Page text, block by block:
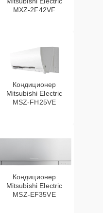
MXZ-2F42VF
Кондиционер
Mitsubishi Electric
MSZ-FH25VE
Кондиционер
Mitsubishi Electric
MSZ-EF35VE